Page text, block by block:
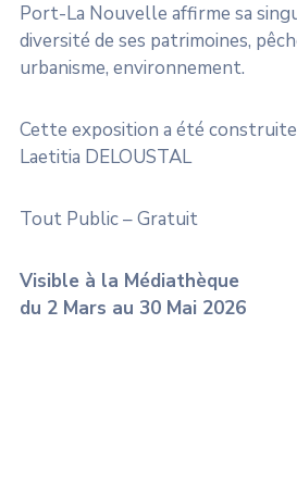
Port-La Nouvelle affirme sa
diversité de ses patrimoines,
urbanisme, environnement.
Cette exposition a été
Laetitia DELOUSTAL
Tout Public – Gratuit
Visible à la Médiathèque
du 2 Mars au 30 Mai 2026